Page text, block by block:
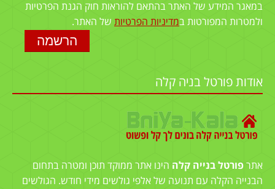
במאגר המידע של האתר בהתאם להוראות חוק הגנת הפרטיות
ולמטרות המפורטות במדיניות הפרטיות של האתר.
אודות פורטל בניה קלה
אתר פורטל בנייה קלה הינו אתר ממוקד תוכן ומטרה בתחום
הבנייה הקלה עם תנועה של אלפי גולשים מידי חודש. הגולשים